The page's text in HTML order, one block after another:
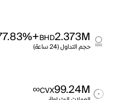
2.373M
BHD
+77.83%
حجم التداول (24 ساعة)
99.24M
CVX
∞